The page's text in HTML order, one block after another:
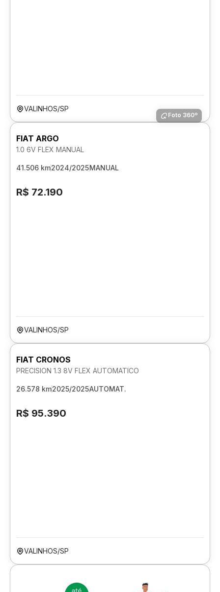
VALINHOS/SP
Foto 360º
FIAT ARGO
1.0 6V FLEX MANUAL
41.506 km2024/2025MANUAL
R$ 72.190
VALINHOS/SP
FIAT CRONOS
PRECISION 1.3 8V FLEX AUTOMATICO
26.578 km2025/2025AUTOMAT.
R$ 95.390
VALINHOS/SP